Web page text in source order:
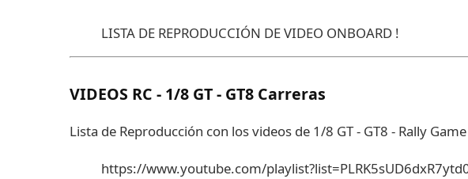
LISTA DE REPRODUCCIÓN DE VIDEO ONBOARD !
VIDEOS RC - 1/8 GT - GT8 Carreras
Lista de Reproducción con los videos de 1/8 GT - GT8 - Rally
https://www.youtube.com/